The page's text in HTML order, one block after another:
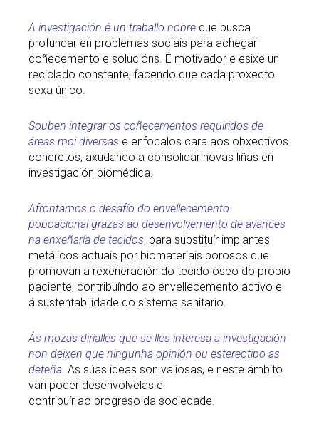
A investigación é un traballo nobre que busca
profundar en problemas sociais para achegar
coñecemento e solucións. É motivador e esixe un
reciclado constante, facendo que cada proxecto
sexa único.
Souben integrar os coñecementos requiridos de
áreas moi diversas e enfocalos cara aos obxectivos
concretos, axudando a consolidar novas liñas en
investigación biomédica.
Afrontamos o desafío do envellecemento
poboacional grazas ao desenvolvemento de avances
na enxeñaría de tecidos, para substituír implantes
metálicos actuais por biomateriais porosos que
promovan a rexeneración do tecido óseo do propio
paciente, contribuíndo ao envellecemento activo e
á sustentabilidade do sistema sanitario.
Ás mozas diríalles que se lles interesa a investigación
non deixen que ningunha opinión ou estereotipo as
deteña. As súas ideas son valiosas, e neste ámbito
van poder desenvolvelas e
contribuír ao progreso da sociedade.